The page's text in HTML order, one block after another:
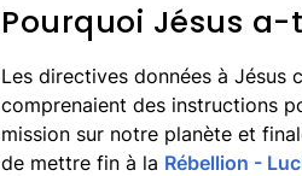
Pourquoi Jésus
Les directives données à Jésus
comprenaient des instructions
mission sur notre planète et
de mettre fin à la Rébellion -